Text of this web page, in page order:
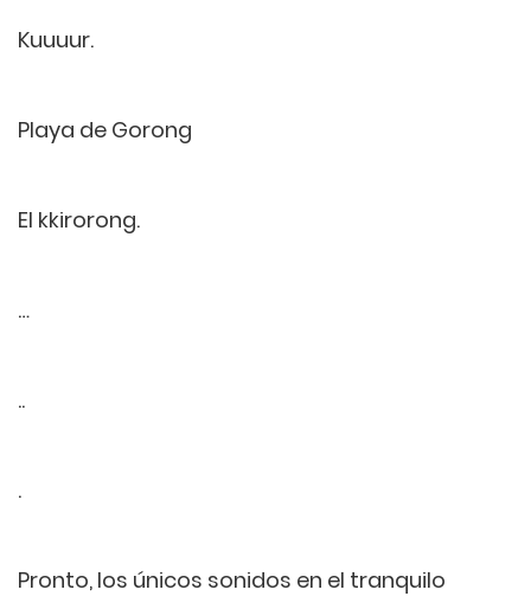
Kuuuur.
Playa de Gorong
El kkirorong.
…
..
.
Pronto, los únicos sonidos en el tranquilo